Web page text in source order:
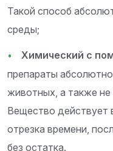
Такой способ
среды;
Химический с
препараты
животных, а также не
Вещество действует
отрезка времени,
без остатка.